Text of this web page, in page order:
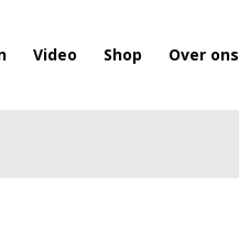
Video Shop Over ons